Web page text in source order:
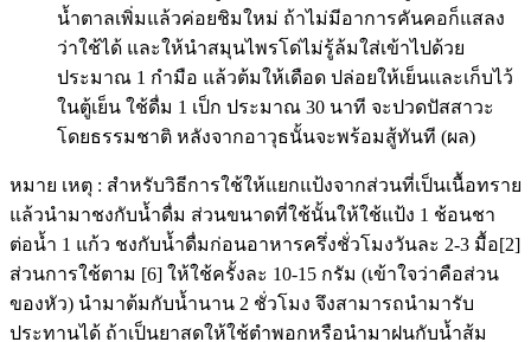
น้ำตาลเพิ่มแล้วค่อยชิมใหม่ ถ้าไม่มีอาการคันคอก็แสลง
ว่าใช้ได้ และให้นำสมุนไพรโด่ไม่รู้ล้มใส่เข้าไปด้วย
ประมาณ 1 กำมือ แล้วต้มให้เดือด ปล่อยให้เย็นและเก็บไว้
ในตู้เย็น ใช้ดื่ม 1 เป็ก ประมาณ 30 นาที จะปวดปัสสาวะ
โดยธรรมชาติ หลังจากอาวุธนั้นจะพร้อมสู้ทันที (ผล)
หมาย เหตุ : สำหรับวิธีการใช้ให้แยกแป้งจากส่วนที่เป็นเนื้อทราย
แล้วนำมาชงกับน้ำดื่ม ส่วนขนาดที่ใช้นั้นให้ใช้แป้ง 1 ช้อนชา
ต่อน้ำ 1 แก้ว ชงกับน้ำดื่มก่อนอาหารครึ่งชั่วโมงวันละ 2-3 มื้อ[2]
ส่วนการใช้ตาม [6] ให้ใช้ครั้งละ 10-15 กรัม (เข้าใจว่าคือส่วน
ของหัว) นำมาต้มกับน้ำนาน 2 ชั่วโมง จึงสามารถนำมารับ
ประทานได้ ถ้าเป็นยาสดให้ใช้ตำพอกหรือนำมาฝนกับน้ำส้ม